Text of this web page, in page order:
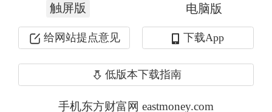
触屏版 电脑版
给网站提点意见 下载App
低版本下载指南
手机东方财富网 eastmoney.com